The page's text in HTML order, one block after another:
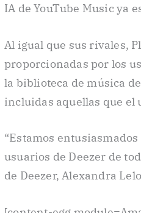
IA de YouTube Music ya
Al igual que sus rivales,
proporcionadas por los
la biblioteca de música
incluidas aquellas que el
“Estamos
usuarios de Deezer de
de Deezer, Alexandra